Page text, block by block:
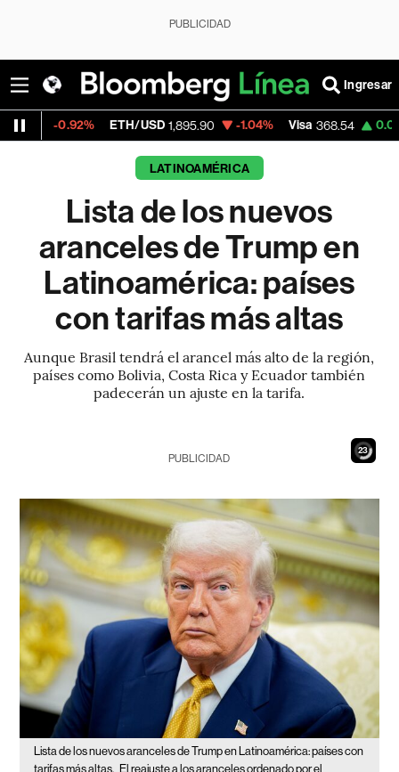
PUBLICIDAD
Ingresar
ETH/USD 1,895.90 -1.04% Visa 368.54 0.00%
LATINOAMÉRICA
Lista de los nuevos
aranceles de Trump en
Latinoamérica: países
con tarifas más altas
Aunque Brasil tendrá el arancel más alto de la región,
países como Bolivia, Costa Rica y Ecuador también
padecerán un ajuste en la tarifa.
21
PUBLICIDAD
Lista de los nuevos aranceles de Trump en Latinoamérica: países con
tarifas más altas. El reajuste a los aranceles ordenado por el